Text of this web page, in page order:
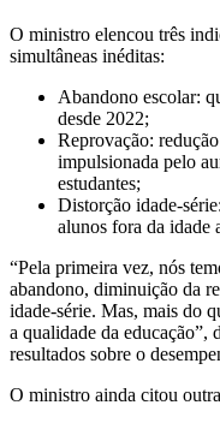
O ministro elencou três
simultâneas inéditas:
Abandono escolar:
desde 2022;
Reprovação:
impulsionada pelo
estudantes;
Distorção idade-
alunos fora da idade
“Pela primeira vez, nós
abandono, diminuição da
idade-série. Mas, mais do
a qualidade da educação”,
resultados sobre o
O ministro ainda citou